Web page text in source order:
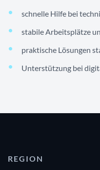
schnelle Hilfe bei
stabile Arbeitsplätze
praktische Lösungen
Unterstützung bei
REGION